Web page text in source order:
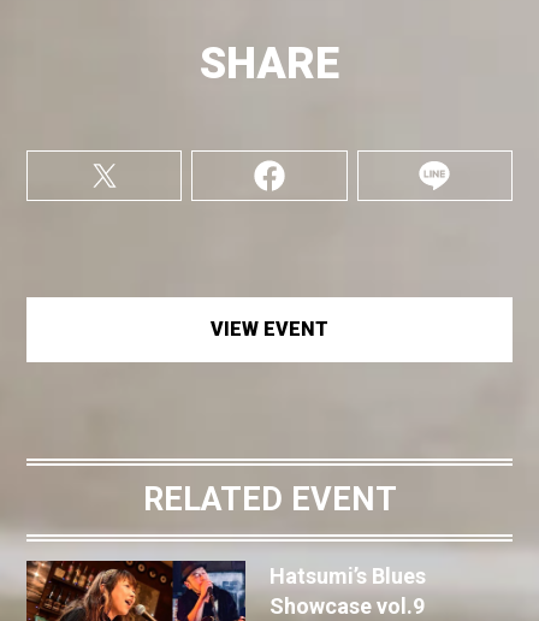
SHARE
VIEW EVENT
RELATED EVENT
Hatsumi’s Blues
Showcase vol.9